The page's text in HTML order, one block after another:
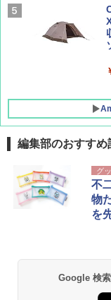
-
編集部のおすすめ
グ
不
物
を
Google 検